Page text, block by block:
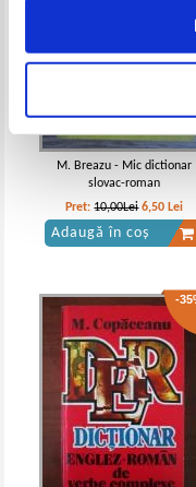
M. Breazu - Mic dictionar
slovac-roman
Pret:10,00Lei 6,50 Lei
Adaugă în coș
-